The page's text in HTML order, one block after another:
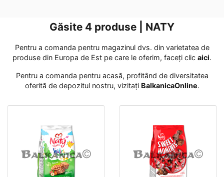
Găsite 4 produse | NATY
Pentru a comanda pentru magazinul dvs. din varietatea de
produse din Europa de Est pe care le oferim, faceți clic aici․
Pentru a comanda pentru acasă, profitând de diversitatea
oferită de depozitul nostru, vizitați BalkanicaOnline․